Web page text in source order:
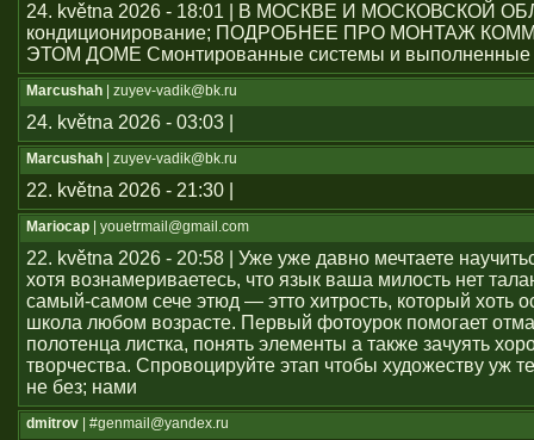
24. května 2026 - 18:01 | В МОСКВЕ И МОСКОВСКОЙ
кондиционирование; ПОДРОБНЕЕ ПРО МОНТАЖ
ЭТОМ ДОМЕ Смонтированные системы и выполненные
Marcushah | zuyev-vadik@bk.ru
24. května 2026 - 03:03 |
Marcushah | zuyev-vadik@bk.ru
22. května 2026 - 21:30 |
Mariocap | youеtrmail@gmail.com
22. května 2026 - 20:58 | Уже уже давно мечтаете
хотя вознамериваетесь, что язык ваша милость нет
самый-самом сече этюд — этто хитрость, который хоть
школа любом возрасте. Первый фотоурок помогает
полотенца листка, понять элементы а также зачуять
творчества. Спровоцируйте этап чтобы художеству уж
не без; нами
dmitrov | #genmail@yandex.ru